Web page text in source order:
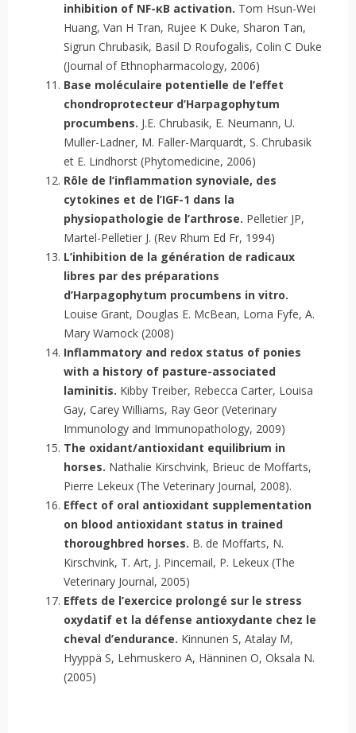
inhibition of NF-κB activation. Tom Hsun-Wei
Huang, Van H Tran, Rujee K Duke, Sharon Tan,
Sigrun Chrubasik, Basil D Roufogalis, Colin C Duke
(Journal of Ethnopharmacology, 2006)
Base moléculaire potentielle de l’effet
chondroprotecteur d’Harpagophytum
procumbens. J.E. Chrubasik, E. Neumann, U.
Muller-Ladner, M. Faller-Marquardt, S. Chrubasik
et E. Lindhorst (Phytomedicine, 2006)
Rôle de l’inflammation synoviale, des
cytokines et de l’IGF-1 dans la
physiopathologie de l’arthrose. Pelletier JP,
Martel-Pelletier J. (Rev Rhum Ed Fr, 1994)
L’inhibition de la génération de radicaux
libres par des préparations
d’Harpagophytum procumbens in vitro.
Louise Grant, Douglas E. McBean, Lorna Fyfe, A.
Mary Warnock (2008)
Inflammatory and redox status of ponies
with a history of pasture-associated
laminitis. Kibby Treiber, Rebecca Carter, Louisa
Gay, Carey Williams, Ray Geor (Veterinary
Immunology and Immunopathology, 2009)
The oxidant/antioxidant equilibrium in
horses. Nathalie Kirschvink, Brieuc de Moffarts,
Pierre Lekeux (The Veterinary Journal, 2008).
Effect of oral antioxidant supplementation
on blood antioxidant status in trained
thoroughbred horses. B. de Moffarts, N.
Kirschvink, T. Art, J. Pincemail, P. Lekeux (The
Veterinary Journal, 2005)
Effets de l’exercice prolongé sur le stress
oxydatif et la défense antioxydante chez le
cheval d’endurance. Kinnunen S, Atalay M,
Hyyppä S, Lehmuskero A, Hänninen O, Oksala N.
(2005)